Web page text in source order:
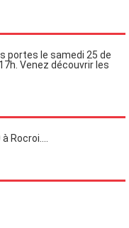
portes le samedi 25 de
Venez découvrir les
Rocroi....